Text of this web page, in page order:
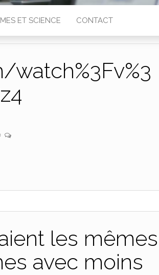
ET SCIENCE CONTACT
les mêmes
avec moins